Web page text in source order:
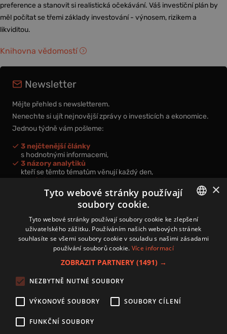
preference a stanovit si realistická očekávání. Váš investiční plán by
měl počítat se třemi základy investování - výnosem, rizikem a
likviditou.
Knihovna vědomostí
Newsletter
Mějte přehled s newsletterem.
Nenechte si ujít nejnovější zprávy o investicích a ekonomice.
Jednou týdně vám pošleme:
3 nejčtenější články
s hodnotnými informacemi,
3 názory analytiků
kteří se těmto tématům věnují každý den,
nová videa a podcasty
k prohloubení vašich znalostí.
Přihlášením k newsletteru vyjadřujete svůj souhlas spodmínkami
zpracování osobních údajů.
Zásady používání souborů cookies
Autoři
Nastavení cookies
CZECH
×
Tyto webové stránky používají
soubory cookie.
Tyto webové stránky používají soubory cookie ke zlepšení
uživatelského zážitku. Používáním našich webových stránek
souhlasíte se všemi soubory cookie v souladu s našimi zásadami
používání souborů cookie. Více informací
ZOBRAZIT PARTNERY (1491) →
NEZBYTNĚ NUTNÉ SOUBORY
VÝKONOVÉ SOUBORY SOUBORY CÍLENÍ
FUNKČNÍ SOUBORY